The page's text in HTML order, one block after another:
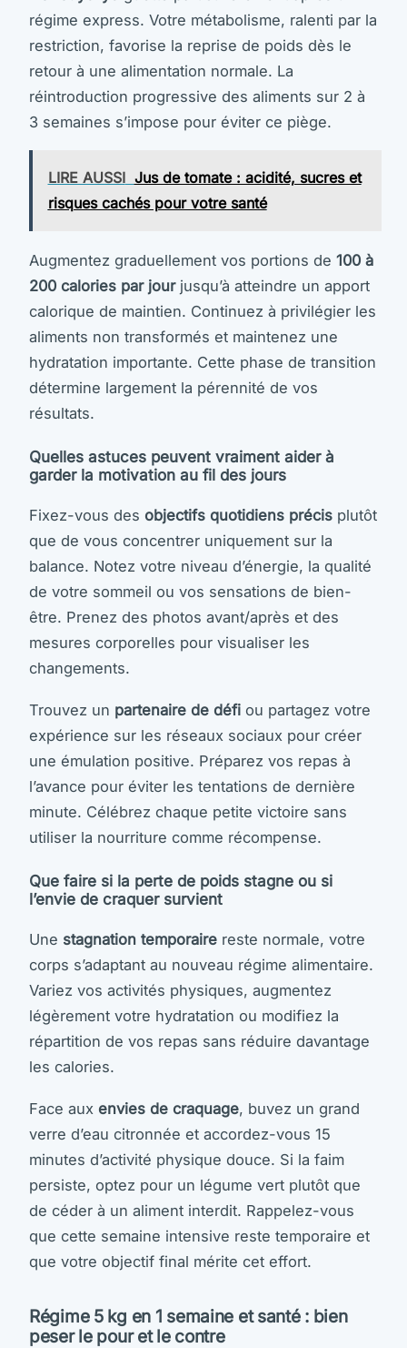
régime express. Votre métabolisme, ralenti par la
restriction, favorise la reprise de poids dès le
retour à une alimentation normale. La
réintroduction progressive des aliments sur 2 à
3 semaines s’impose pour éviter ce piège.
LIRE AUSSI Jus de tomate : acidité, sucres et
risques cachés pour votre santé
Augmentez graduellement vos portions de 100 à
200 calories par jourjusqu’à atteindre un apport
calorique de maintien. Continuez à privilégier les
aliments non transformés et maintenez une
hydratation importante. Cette phase de transition
détermine largement la pérennité de vos
résultats.
Quelles astuces peuvent vraiment aider à
garder la motivation au fil des jours
Fixez-vous des objectifs quotidiens précis plutôt
que de vous concentrer uniquement sur la
balance. Notez votre niveau d’énergie, la qualité
de votre sommeil ou vos sensations de bien-
être. Prenez des photos avant/après et des
mesures corporelles pour visualiser les
changements.
Trouvez un partenaire de défi ou partagez votre
expérience sur les réseaux sociaux pour créer
une émulation positive. Préparez vos repas à
l’avance pour éviter les tentations de dernière
minute. Célébrez chaque petite victoire sans
utiliser la nourriture comme récompense.
Que faire si la perte de poids stagne ou si
l’envie de craquer survient
Une stagnation temporaire reste normale, votre
corps s’adaptant au nouveau régime alimentaire.
Variez vos activités physiques, augmentez
légèrement votre hydratation ou modifiez la
répartition de vos repas sans réduire davantage
les calories.
Face aux envies de craquage, buvez un grand
verre d’eau citronnée et accordez-vous 15
minutes d’activité physique douce. Si la faim
persiste, optez pour un légume vert plutôt que
de céder à un aliment interdit. Rappelez-vous
que cette semaine intensive reste temporaire et
que votre objectif final mérite cet effort.
Régime 5 kg en 1 semaine et santé : bien
peser le pour et le contre